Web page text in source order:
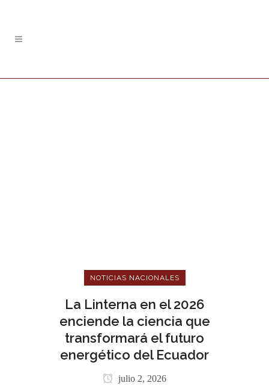
NOTICIAS NACIONALES
La Linterna en el 2026
enciende la ciencia que
transformará el futuro
energético del Ecuador
julio 2, 2026